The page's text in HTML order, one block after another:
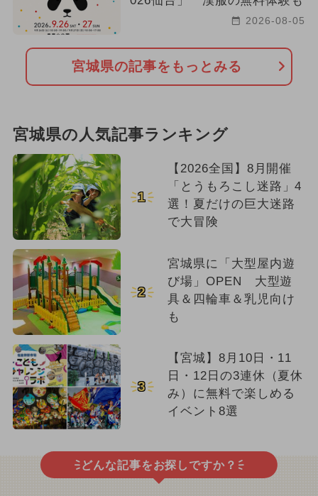
2026-08-05
宮城県の記事をもっとみる
宮城県の人気記事ランキング
1
【2026全国】8月開催
「とうもろこし迷路」4
選！夏だけの巨大迷路
で大冒険
2
宮城県に「大型屋内遊
び場」OPEN 大型遊
具＆四輪車＆乳児向け
も
3
【宮城】8月10日・11
日・12日の3連休（夏休
み）に無料で楽しめる
イベント8選
どんな記事をお探しですか？